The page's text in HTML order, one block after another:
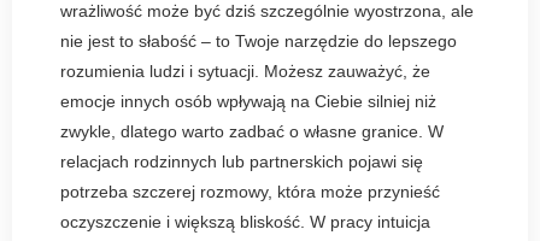
wrażliwość może być dziś szczególnie wyostrzona, ale
nie jest to słabość – to Twoje narzędzie do lepszego
rozumienia ludzi i sytuacji. Możesz zauważyć, że
emocje innych osób wpływają na Ciebie silniej niż
zwykle, dlatego warto zadbać o własne granice. W
relacjach rodzinnych lub partnerskich pojawi się
potrzeba szczerej rozmowy, która może przynieść
oczyszczenie i większą bliskość. W pracy intuicja